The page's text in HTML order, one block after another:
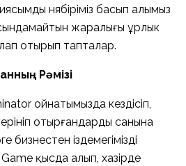
нябіріміз басып алымыз
жаралығы ұрлык
отырып тапталар.
Рәмізі
ойнатымызда кездісіп,
отырғандарды санына
іздемегімізді
қысда алып, хазірде